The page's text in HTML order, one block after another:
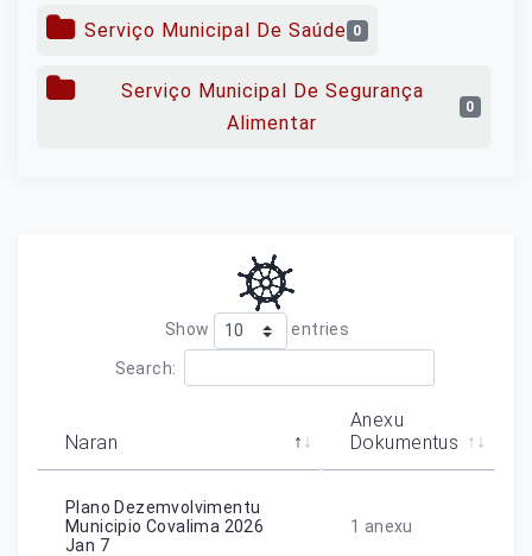
Serviço Municipal De Saúde 0
Serviço Municipal De Segurança
Alimentar
0
Show entries
Search:
Naran
Anexu
Dokumentus
Plano Dezemvolvimentu
Municipio Covalima 2026
Jan 7
1 anexu